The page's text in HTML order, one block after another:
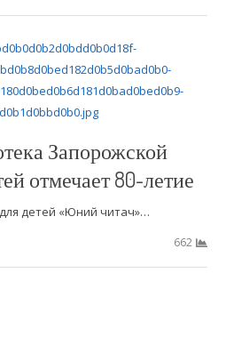
Запорожской
отмечает 80-летие
детей «Юний читач»…
662